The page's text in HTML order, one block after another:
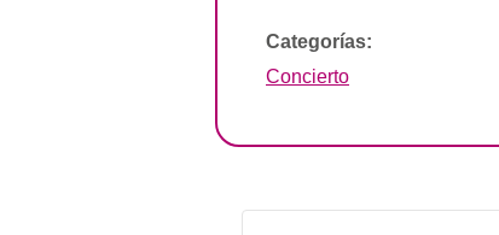
Categorías:
Concierto